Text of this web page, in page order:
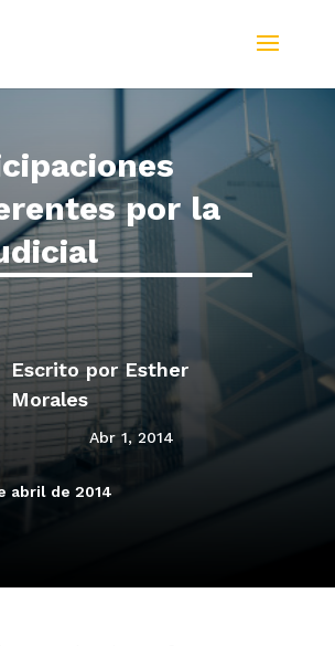
por la
Escrito porEsther
Morales
Abr 1, 2014
abril de 2014